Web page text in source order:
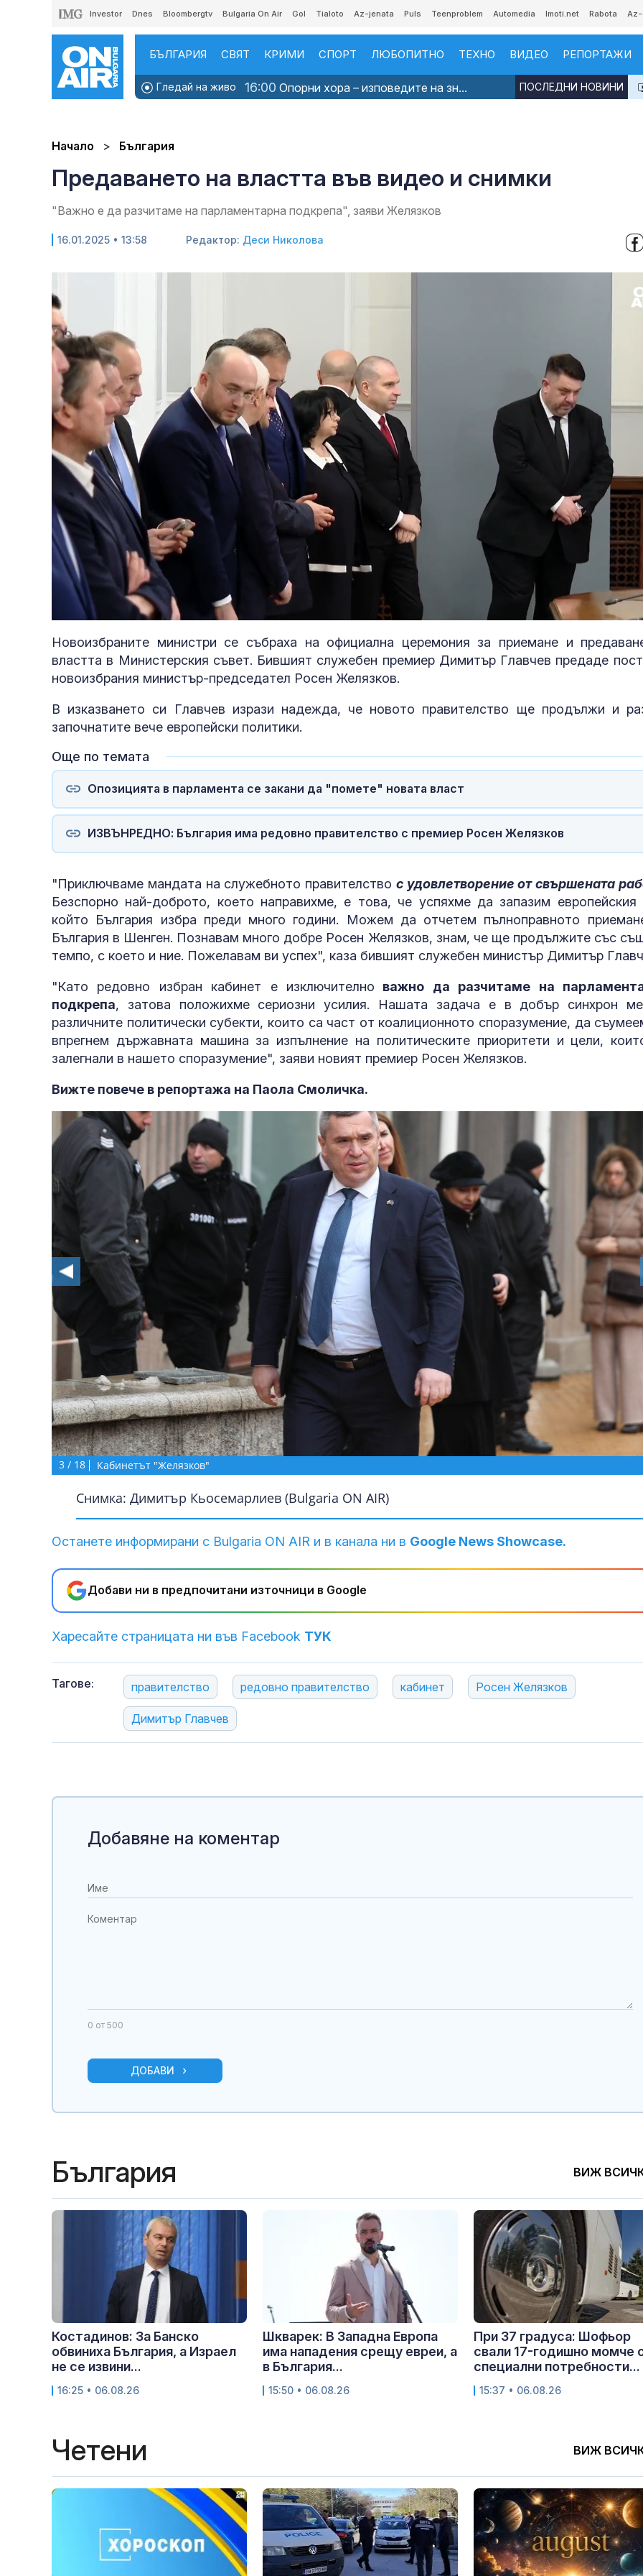
Investor Dnes Bloombergtv Bulgaria On Air Gol Tialoto Az-jenata Puls Teenproblem Automedia Imoti.net Rabota
БЪЛГАРИЯ СВЯТ КРИМИ СПОРТ ЛЮБОПИТНО ТЕХНО ВИДЕО РЕПОРТАЖИ
Гледай на живо 16:00 Опорни хора – изповедите на зн... ПОСЛЕДНИ НОВИНИ
Начало България
Предаването на властта във видео и снимки
"Важно е да разчитаме на парламентарна подкрепа", заяви Желязков
16.01.2025 • 13:58 Редактор: Деси Николова
Unmute
:
Новоизбраните министри се събраха на официална церемония за приемане и
властта в Министерския съвет. Бившият служебен премиер Димитър Главчев предаде
новоизбрания министър-председател Росен Желязков.
В изказването си Главчев изрази надежда, че новото правителство ще продължи и
започнатите вече европейски политики.
Още по темата
Опозицията в парламента се закани да "помете" новата власт
ИЗВЪНРЕДНО: България има редовно правителство с премиер Росен Желязков
"Приключваме мандата на служебното правителство с удовлетворение от свършената
Безспорно най-доброто, което направихме, е това, че успяхме да запазим европейския
който България избра преди много години. Можем да отчетем пълноправното
България в Шенген. Познавам много добре Росен Желязков, знам, че ще продължите със
темпо, с което и ние. Пожелавам ви успех", каза бившият служебен министър Димитър
"Като редовно избран кабинет е изключително важно да разчитаме на
подкрепа, затова положихме сериозни усилия. Нашата задача е в добър синхрон
различните политически субекти, които са част от коалиционното споразумение, да
впрегнем държавната машина за изпълнение на политическите приоритети и цели,
залегнали в нашето споразумение", заяви новият премиер Росен Желязков.
Вижте повече в репортажа на Паола Смоличка.
3 / 18 Кабинетът "Желязков"
Снимка: Димитър Кьосемарлиев (Bulgaria ON AIR)
Останете информирани с Bulgaria ON AIR и в канала ни в Google News Showcase.
Добави ни в предпочитани източници в Google
Харесайте страницата ни във Facebook ТУК
Тагове: правителство редовно правителство кабинет Росен Желязков
Димитър Главчев
Медведев: Позор е
Япония да премълчава
вината на САЩ за
Хирошима и Нагасаки
Глобяват със 100 евро
спасители и туристи на
плажа във Варна
Изненадващи удари
готви за
продължителна война
Затвориха АМ
"Тракия" в двете
посоки заради
големия пожар край
Пазарджик
Как да
протеинов
какво
Психология
чувството за
decanoate:
перорална
висок холестерол
Добавяне на коментар
0 от 500
ДОБАВИ
България ВИЖ
Костадинов: За Банско
обвиниха България, а Израел
не се извини...
16:25 • 06.08.26
Шкварек: В Западна Европа
има нападения срещу евреи, а
в България...
15:50 • 06.08.26
При 37 градуса: Шофьор
свали 17-годишно момче
специални потребности...
15:37 • 06.08.26
Четени ВИЖ